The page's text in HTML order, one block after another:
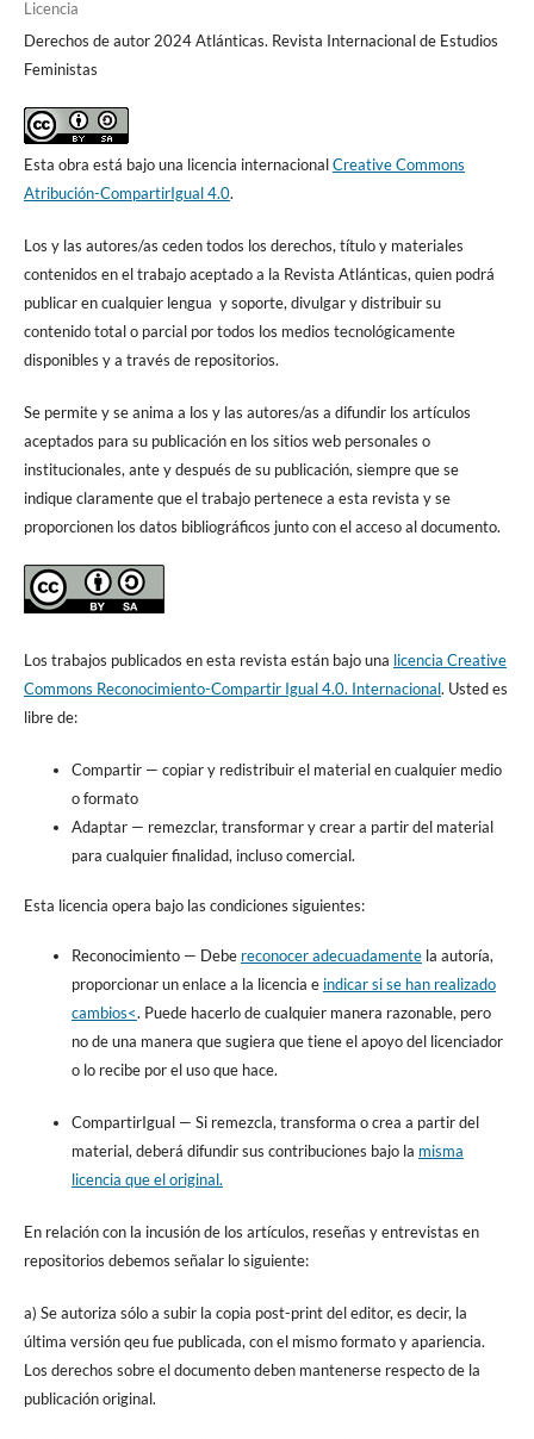
Licencia
Derechos de autor 2024 Atlánticas. Revista Internacional de Estudios
Feministas
Esta obra está bajo una licencia internacionalCreative Commons
Atribución-CompartirIgual 4.0.
Los y las autores/as ceden todos los derechos, título y materiales
contenidos en el trabajo aceptado a la Revista Atlánticas, quien podrá
publicar en cualquier lengua y soporte, divulgar y distribuir su
contenido total o parcial por todos los medios tecnológicamente
disponibles y a través de repositorios.
Se permite y se anima a los y las autores/as a difundir los artículos
aceptados para su publicación en los sitios web personales o
institucionales, ante y después de su publicación, siempre que se
indique claramente que el trabajo pertenece a esta revista y se
proporcionen los datos bibliográficos junto con el acceso al documento.
Los trabajos publicados en esta revista están bajo una licencia Creative
Commons Reconocimiento-Compartir Igual 4.0. Internacional. Usted es
libre de:
Compartir— copiar y redistribuir el material en cualquier medio
o formato
Adaptar— remezclar, transformar y crear a partir del material
para cualquier finalidad, incluso comercial.
Esta licencia opera bajo las condiciones siguientes:
Reconocimiento— Debe reconocer adecuadamentela autoría,
proporcionar un enlace a la licencia e indicar si se han realizado
cambios<. Puede hacerlo de cualquier manera razonable, pero
no de una manera que sugiera que tiene el apoyo del licenciador
o lo recibe por el uso que hace.
CompartirIgual— Si remezcla, transforma o crea a partir del
material, deberá difundir sus contribuciones bajo la misma
licencia que el original.
En relación con la incusión de los artículos, reseñas y entrevistas en
repositorios debemos señalar lo siguiente:
a) Se autoriza sólo a subir la copia post-print del editor, es decir, la
última versión qeu fue publicada, con el mismo formato y apariencia.
Los derechos sobre el documento deben mantenerse respecto de la
publicación original.